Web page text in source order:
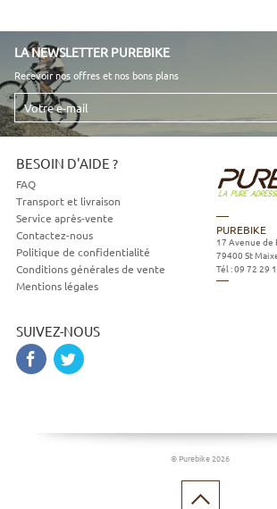
LA NEWSLETTER PUREBIKE
Recevoir nos offres et nos bons plans
Votre
e-
mail
BESOIN D'AIDE ?
FAQ
Transport et livraison
Service après-vente
Contactez-nous
Politique de confidentialité
Conditions générales de vente
Mentions légales
SUIVEZ-NOUS
PUREBIKE
17 Avenue de
79400 St
Tél :09 72 29
© Purebike 2026